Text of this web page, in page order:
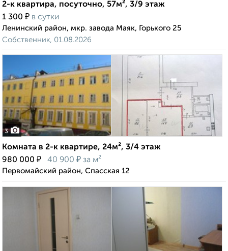
2-к квартира, посуточно, 57м², 3/9 этаж
1 300 ₽ в сутки
Ленинский район, мкр. завода Маяк, Горького 25
Собственник, 01.08.2026
3
Комната в 2-к квартире, 24м², 3/4 этаж
980 000 ₽ 40 900 ₽ за м²
Первомайский район, Спасская 12